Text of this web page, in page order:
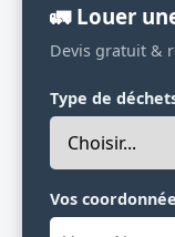
🚛 Louer
Devis gratuit &
Type de
Vos